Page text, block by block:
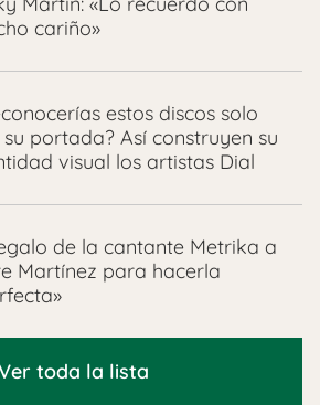
cariño»
estos discos solo
portada? Así construyen su
visual los artistas Dial
de la cantante Metrika a
Martínez para hacerla
toda la lista